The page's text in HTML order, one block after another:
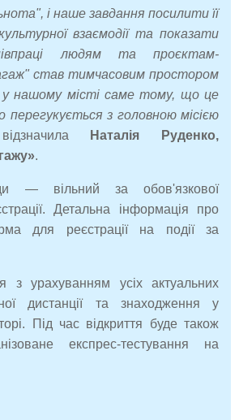
і наше завдання посилити її
взаємодії та показати
людям та проєктам-
став тимчасовим простором
нашому місті саме тому, що це
перегукується з головною місією
Наталія Руденко,
.
— вільний за обов'язкової
Детальна інформація про
для реєстрації на події за
з урахуванням усіх актуальних
дистанції та знаходження у
Під час відкриття буде також
експрес-тестування на